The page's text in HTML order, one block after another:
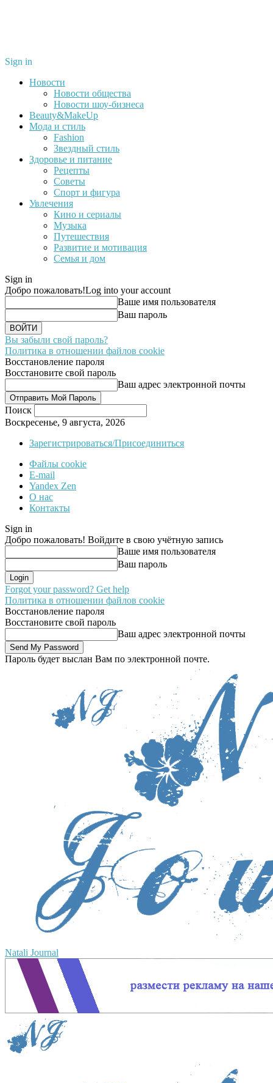
Sign in
Новости
Новости общества
Новости шоу-бизнеса
Beauty&MakeUp
Мода и стиль
Fashion
Звездный стиль
Здоровье и питание
Рецепты
Советы
Спорт и фигура
Увлечения
Кино и сериалы
Музыка
Путешествия
Развитие и мотивация
Семья и дом
Sign in
Добро пожаловать!Log into your account
Ваше имя пользователя
Ваш пароль
Вы забыли свой пароль?
Политика в отношении файлов cookie
Восстановление пароля
Восстановите свой пароль
Ваш адрес электронной почты
Поиск
Воскресенье, 9 августа, 2026
Зарегистрироваться/Присоединиться
Файлы cookie
E-mail
Yandex Zen
О нас
Контакты
Sign in
Добро пожаловать! Войдите в свою учётную запись
Ваше имя пользователя
Ваш пароль
Forgot your password? Get help
Политика в отношении файлов cookie
Восстановление пароля
Восстановите свой пароль
Ваш адрес электронной почты
Пароль будет выслан Вам по электронной почте.
Natali Journal